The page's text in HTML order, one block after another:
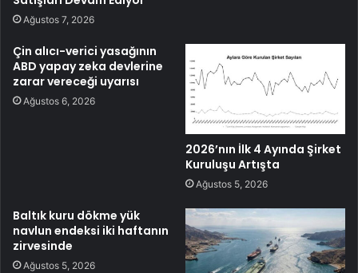
Ağustos 7, 2026
Çin alıcı-verici yasağının
ABD yapay zeka devlerine
zarar vereceği uyarısı
Ağustos 6, 2026
2026’nın İlk 4 Ayında Şirket
Kuruluşu Artışta
Ağustos 5, 2026
Baltık kuru dökme yük
navlun endeksi iki haftanın
zirvesinde
Ağustos 5, 2026